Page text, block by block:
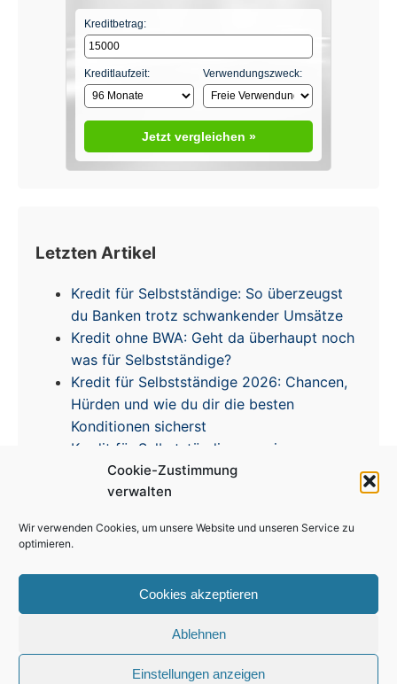
Cookie-Zustimmung
verwalten
Wir verwenden Cookies, um unsere Website und unseren Service zu
optimieren.
Cookies akzeptieren
Ablehnen
Einstellungen anzeigen
Kreditbetrag:
Kreditlaufzeit: Verwendungszweck:
Jetzt vergleichen »
Letzten Artikel
Kredit für Selbstständige: So überzeugst
du Banken trotz schwankender Umsätze
Kredit ohne BWA: Geht da überhaupt noch
was für Selbstständige?
Kredit für Selbstständige 2026: Chancen,
Hürden und wie du dir die besten
Konditionen sicherst
Kredit für Selbstständige – meine
Erfahrungen & Tipps zur Zinsentwicklung
Impressum | Disclaimer | Datenschutz | Cookie
Richtlinie
© 2026 Kredit für Selbstständige. Alle Rechte vorbehalten.